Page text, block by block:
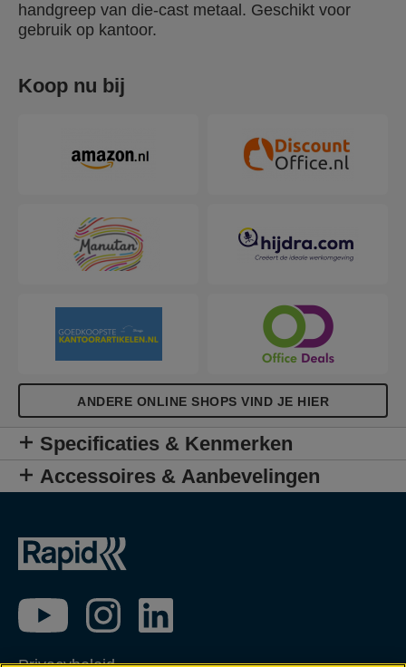
handgreep van die-cast metaal. Geschikt voor
gebruik op kantoor.
Koop nu bij
ANDERE ONLINE SHOPS VIND JE HIER
Specificaties & Kenmerken
Accessoires & Aanbevelingen